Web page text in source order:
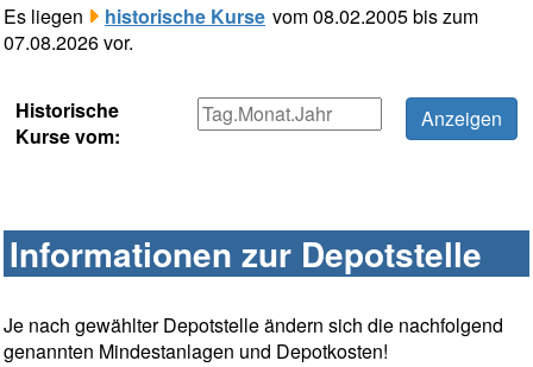
Es liegen
historische Kurse vom 08.02.2005 bis zum
07.08.2026 vor.
Historische
Kurse vom:
Informationen zur Depotstelle
Je nach gewählter Depotstelle ändern sich die nachfolgend
genannten Mindestanlagen und Depotkosten!